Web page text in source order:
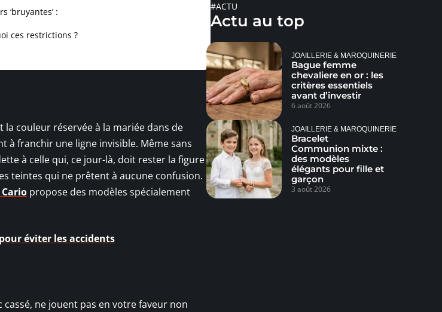
‘bruyantes’ :
ces restrictions ?
la couleur réservée à la mariée dans de
à franchir une ligne invisible. Même sans
à celle qui, ce jour-là, doit rester la figure
teintes qui ne prêtent à aucune confusion.
propose des modèles spécialement
éviter les accidents
ne jouent pas en votre faveur non
#ACTU
Actu au top
JOAILLERIE & MAROQUINERIE
Bague femme
chevaliere en or : les
critères essentiels
avant d’investir
6 août 2026
JOAILLERIE & MAROQUINERIE
Bracelet
Communion mixte :
des modèles
élégants pour fille et
garçon
3 août 2026